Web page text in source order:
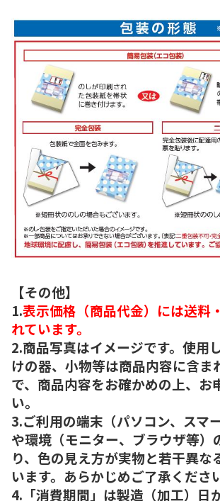
【その他】
1.表示価格（商品代金）には送料
れています。
2.商品写真はイメージです。使用
けの器、小物等は商品内容に含ま
で、商品内容をお確かめの上、お
い。
3.ご利用の端末（パソコン、スマ
や環境（モニター、ブラウザ等）
り、色の見え方が実物と若干異な
います。あらかじめご了承くださ
4.「消費期間」は製造（加工）日